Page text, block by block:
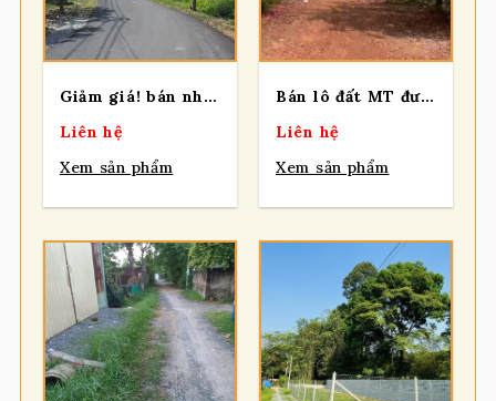
Giảm giá! bán nhanh lô đất 2 mặt tiền đường nhựa số 63, dt 2.364m2, có 300m thổ cư, xã Củ Chi.
Liên hệ
Xem sản phẩm
Bán lô đất MT đường bờ bao sông Sài Gòn, diện tích 492m2, đất vườn, xã Bình Mỹ
Liên hệ
Xem sản phẩm